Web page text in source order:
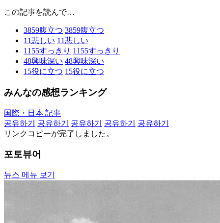
この記事を読んで…
3859腹立つ 3859腹立つ
11悲しい 11悲しい
1155すっきり 1155すっきり
48興味深い 48興味深い
15役に立つ 15役に立つ
みんなの感想ランキング
国際・日本 記事
공유하기
공유하기 공유하기 공유하기
공유하기
リンクコピーが完了しました。
포토뷰어
뉴스 메뉴 보기